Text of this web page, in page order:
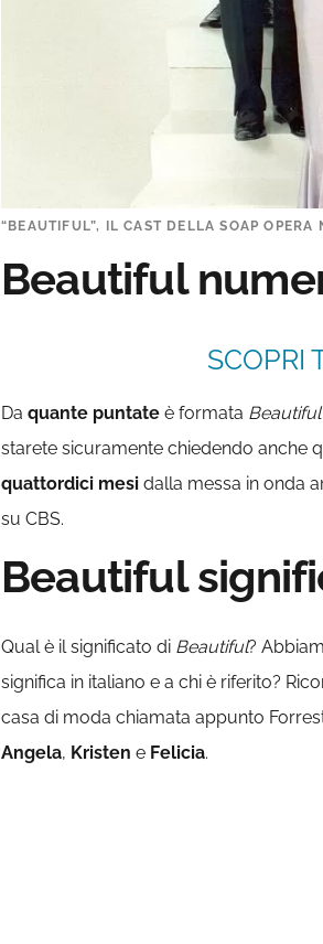
“BEAUTIFUL”, IL CAST DELLA SOAP
Beautiful
SCOPRI
Da quante puntate è formata
starete sicuramente chiedendo anche
quattordici mesi dalla messa in onda
su CBS.
Beautiful
Qual è il significato di Beautiful?
significa in italiano e a chi è riferito?
casa di moda chiamata appunto
Angela, Kristen e Felicia.